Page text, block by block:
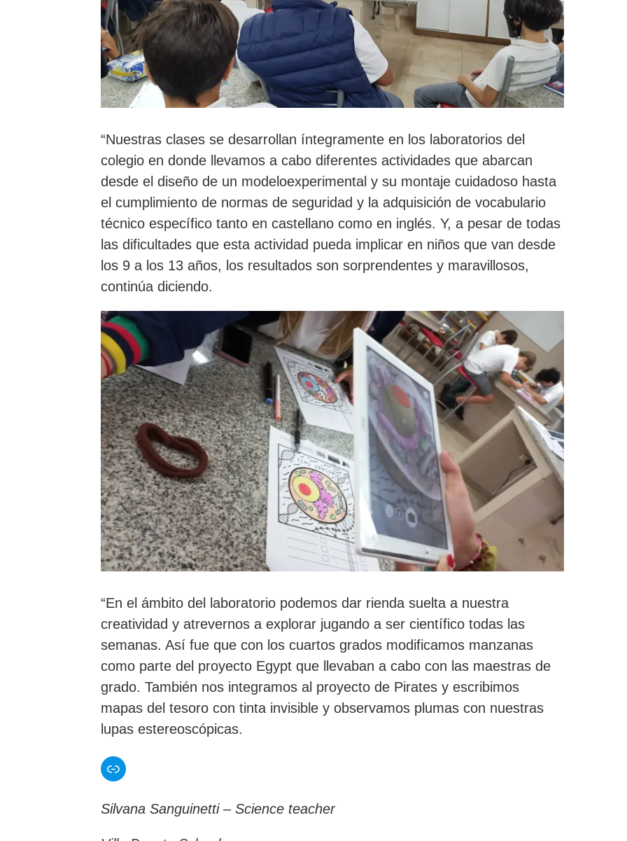
“Nuestras clases se desarrollan íntegramente en los laboratorios del
colegio en donde llevamos a cabo diferentes actividades que abarcan
desde el diseño de un modeloexperimental y su montaje cuidadoso hasta
el cumplimiento de normas de seguridad y la adquisición de vocabulario
técnico específico tanto en castellano como en inglés. Y, a pesar de todas
las dificultades que esta actividad pueda implicar en niños que van desde
los 9 a los 13 años, los resultados son sorprendentes y maravillosos,
continúa diciendo.
“En el ámbito del laboratorio podemos dar rienda suelta a nuestra
creatividad y atrevernos a explorar jugando a ser científico todas las
semanas. Así fue que con los cuartos grados modificamos manzanas
como parte del proyecto Egypt que llevaban a cabo con las maestras de
grado. También nos integramos al proyecto de Pirates y escribimos
mapas del tesoro con tinta invisible y observamos plumas con nuestras
lupas estereoscópicas.
Enlace
Silvana Sanguinetti– Science teacher